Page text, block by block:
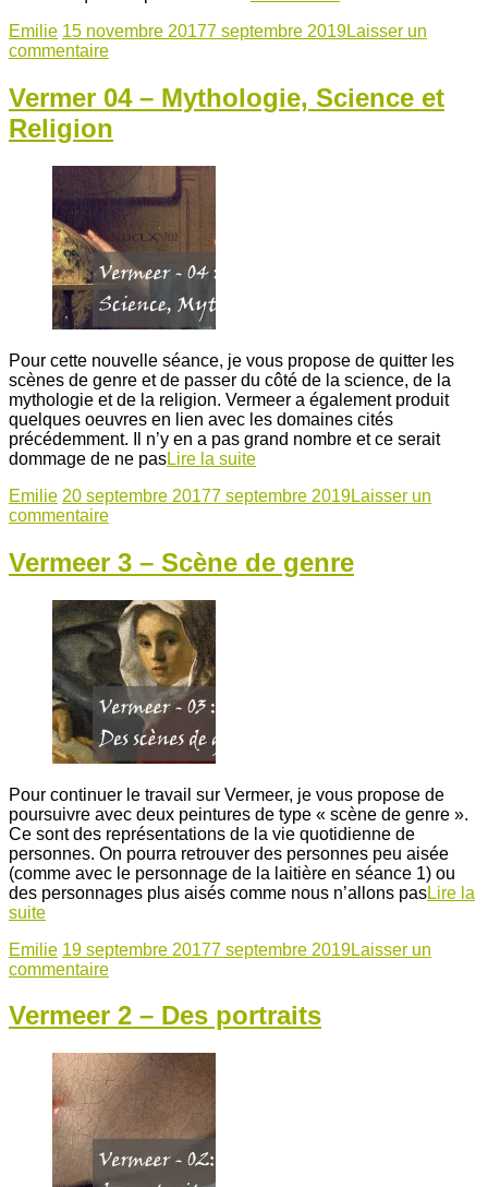
Emilie 15 novembre 20177 septembre 2019Laisser un
commentaire
Vermer 04 – Mythologie, Science et
Religion
Pour cette nouvelle séance, je vous propose de quitter les
scènes de genre et de passer du côté de la science, de la
mythologie et de la religion. Vermeer a également produit
quelques oeuvres en lien avec les domaines cités
précédemment. Il n’y en a pas grand nombre et ce serait
dommage de ne pasLire la suite
Emilie 20 septembre 20177 septembre 2019Laisser un
commentaire
Vermeer 3 – Scène de genre
Pour continuer le travail sur Vermeer, je vous propose de
poursuivre avec deux peintures de type « scène de genre ».
Ce sont des représentations de la vie quotidienne de
personnes. On pourra retrouver des personnes peu aisée
(comme avec le personnage de la laitière en séance 1) ou
des personnages plus aisés comme nous n’allons pasLire la
suite
Emilie 19 septembre 20177 septembre 2019Laisser un
commentaire
Vermeer 2 – Des portraits